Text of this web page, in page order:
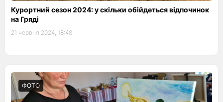
Курортний сезон 2024: у скільки обійдеться відпочинок
на Гряді
21 червня 2024, 18:48
ФОТО